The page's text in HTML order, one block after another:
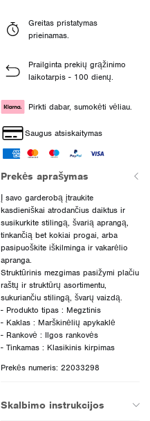
Greitas pristatymas
prieinamas.
Prailginta prekių grąžinimo
laikotarpis - 100 dienų.
Pirkti dabar, sumokėti vėliau.
Saugus atsiskaitymas
Prekės aprašymas
Į savo garderobą įtraukite
kasdieniškai atrodančius daiktus ir
susikurkite stilingą, švarią aprangą,
tinkančią bet kokiai progai, arba
pasipuoškite iškilminga ir vakarėlio
apranga.
Struktūrinis mezgimas pasižymi plačiu
raštų ir struktūrų asortimentu,
sukuriančiu stilingą, švarų vaizdą.
- Produkto tipas : Megztinis
- Kaklas : Marškinėlių apykaklė
- Rankovė : Ilgos rankovės
- Tinkamas : Klasikinis kirpimas
Prekės numeris: 22033298
Skalbimo instrukcijos